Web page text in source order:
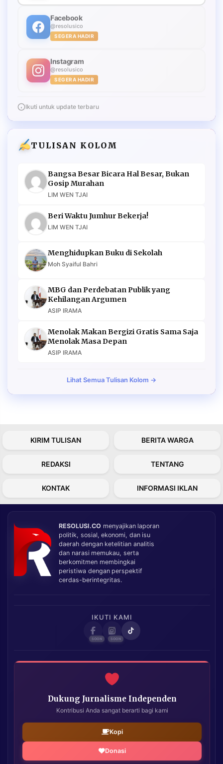
Facebook
@resolusico
SEGERA HADIR
Instagram
@resolusico
SEGERA HADIR
Ikuti untuk update terbaru
TULISAN KOLOM
Bangsa Besar Bicara Hal Besar, Bukan
Gosip Murahan
LIM WEN TJAI
Beri Waktu Jumhur Bekerja!
LIM WEN TJAI
Menghidupkan Buku di Sekolah
Moh Syaiful Bahri
MBG dan Perdebatan Publik yang
Kehilangan Argumen
ASIP IRAMA
Menolak Makan Bergizi Gratis Sama Saja
Menolak Masa Depan
ASIP IRAMA
Lihat Semua Tulisan Kolom →
KIRIM TULISAN BERITA WARGA
REDAKSI TENTANG
KONTAK INFORMASI IKLAN
RESOLUSI.CO menyajikan laporan
politik, sosial, ekonomi, dan isu
daerah dengan ketelitian analitis
dan narasi memukau, serta
berkomitmen membingkai
peristiwa dengan perspektif
cerdas-berintegritas.
IKUTI KAMI
Dukung Jurnalisme Independen
Kontribusi Anda sangat berarti bagi kami
Kopi
Donasi